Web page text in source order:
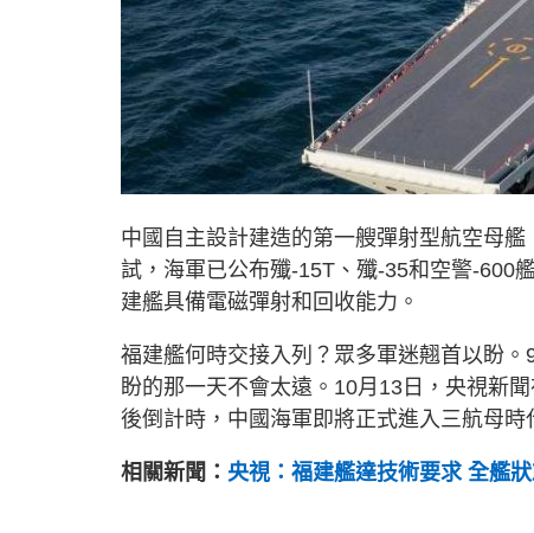
中國自主設計建造的第一艘彈射型航空母
試，海軍已公布殲-15T、殲-35和空警-600
建艦具備電磁彈射和回收能力。
福建艦何時交接入列？眾多軍迷翹首以盼
盼的那一天不會太遠。10月13日，央視新
後倒計時，中國海軍即將正式進入三航母時
相關新聞： 央視：福建艦達技術要求 全艦